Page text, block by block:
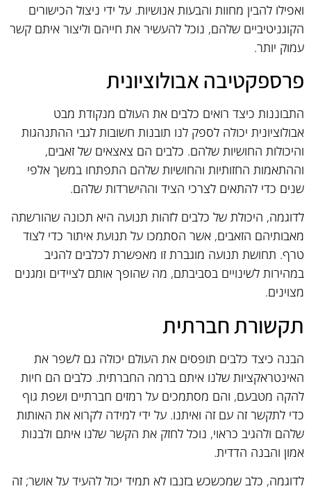
ואפילו להבין מחוות והבעות אנושיות. על ידי ניצול הכישורים
הקוגניטיביים שלהם, נוכל להעשיר את חייהם וליצור איתם קשר
עמוק יותר.
פרספקטיבה אבולוציונית
התבוננות כיצד רואים כלבים את העולם מנקודת מבט
אבולוציונית יכולה לספק לנו תובנות חשובות לגבי ההתנהגות
והיכולות החושיות שלהם. כלבים הם צאצאים של זאבים,
וההתאמות החזותיות והחושיות שלהם התפתחו במשך אלפי
שנים כדי להתאים לצרכי הציד וההישרדות שלהם.
לדוגמה, היכולת של כלבים לזהות תנועה היא תכונה שהורשתה
מאבותיהם הזאבים, אשר הסתמכו על תנועת איתור כדי לצוד
טרף. תחושת תנועה מוגברת זו מאפשרת לכלבים להגיב
במהירות לשינויים בסביבתם, מה שהופך אותם לציידים ומגנים
מצוינים.
תקשורת חברתית
הבנה כיצד כלבים תופסים את העולם יכולה גם לשפר את
האינטראקציות שלנו איתם ברמה החברתית. כלבים הם חיות
להקה מטבעם, והם מסתמכים על רמזים חברתיים ושפת גוף
כדי לתקשר זה עם זה ואיתנו. על ידי למידה לקרוא את האותות
שלהם ולהגיב כראוי, נוכל לחזק את הקשר שלנו איתם ולבנות
אמון והבנה הדדית.
לדוגמה, כלב שמכשכש בזנבו לא תמיד יכול להעיד על אושר; זה